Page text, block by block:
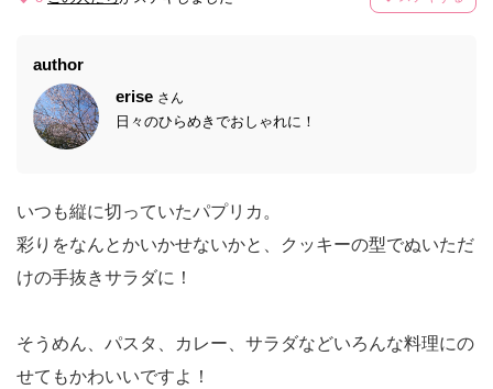
author
erise さん
日々のひらめきでおしゃれに！
いつも縦に切っていたパプリカ。
彩りをなんとかいかせないかと、クッキーの型でぬいただ
けの手抜きサラダに！
そうめん、パスタ、カレー、サラダなどいろんな料理にの
せてもかわいいですよ！